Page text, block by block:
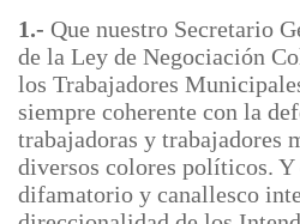
1.- Que nuestro Secretario
de la Ley de Negociación
los Trabajadores
siempre coherente con la
trabajadoras y trabajadores
diversos colores políticos. Y
difamatorio y canallesco